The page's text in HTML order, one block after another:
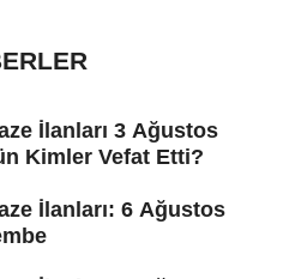
İlanları 3 Ağustos
Kimler Vefat Etti?
İlanları: 6 Ağustos